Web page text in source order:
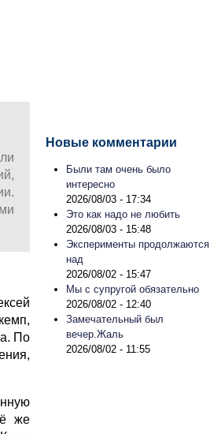
По
же
Новые комментарии
Были там очень было
интересно
2026/08/03 - 17:34
Это как надо не любить
2026/08/03 - 15:48
Эксперименты продолжаются
над
2026/08/02 - 15:47
Мы с супругой обязательно
2026/08/02 - 12:40
Замечательный был
вечер.Жаль
2026/08/02 - 11:55